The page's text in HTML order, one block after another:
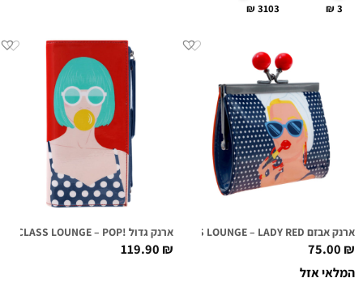
3
3103
ארנק אבזם FIRST CLASS LOUNGE – LADY RED
75.00₪
המלאי אזל
ארנק גדול !FIRST CLASS LOUNGE – POP
119.90₪